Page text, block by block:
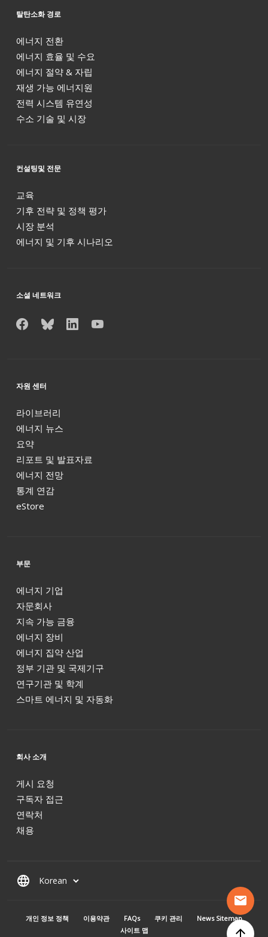
mail
arrow_upward
탈탄소화 경로
에너지 전환
에너지 효율 및 수요
에너지 절약 & 자립
재생 가능 에너지원
전력 시스템 유연성
수소 기술 및 시장
컨설팅및 전문
교육
기후 전략 및 정책 평가
시장 분석
에너지 및 기후 시나리오
소셜 네트워크
자원 센터
라이브러리
에너지 뉴스
요약
리포트 및 발표자료
에너지 전망
통계 연감
eStore
부문
에너지 기업
자문회사
지속 가능 금융
에너지 장비
에너지 집약 산업
정부 기관 및 국제기구
연구기관 및 학계
스마트 에너지 및 자동화
회사 소개
게시 요청
구독자 접근
연락처
채용
language
MENU PIED DE PAGE
개인 정보 정책 이용약관 FAQs 쿠키 관리
News Sitemap
사이트 맵